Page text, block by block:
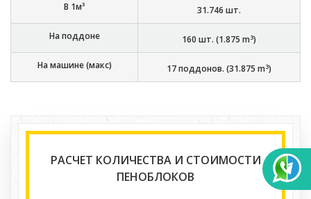
В 1м³ 31.746 шт.
На поддоне 160 шт. (1.875 m3)
На машине (макс) 17поддонов. (31.875 m3)
РАСЧЕТ КОЛИЧЕСТВА И СТОИМОСТИ
ПЕНОБЛОКОВ